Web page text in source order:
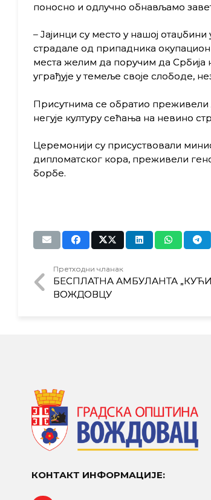
поносно и одлучно обнављамо
– Јајинци су место у нашој
страдале од припадника
места желим да поручим да Србија
уграђује у темеље своје слободе,
Присутнима се обратио преживели
негује културу сећања на невино
Церемонији су присуствовали
дипломатског кора, преживели
борбе.
Претходни чланак
БЕСПЛАТНА АМБУЛАНТА
ВОЖДОВЦУ
КОНТАКТ ИНФОРМАЦИЈЕ: